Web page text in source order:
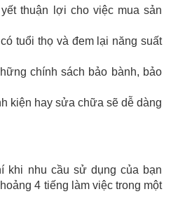
thuận lợi cho việc mua sản
tuổi thọ và đem lại năng suất
chính sách bảo bành, bảo
kiện hay sửa chữa sẽ dễ dàng
khi nhu cầu sử dụng của bạn
4 tiếng làm việc trong một